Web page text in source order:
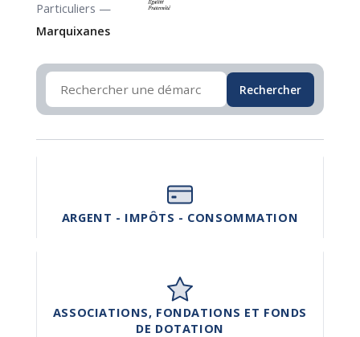
Particuliers —
Marquixanes
Rechercher
ARGENT - IMPÔTS - CONSOMMATION
ASSOCIATIONS, FONDATIONS ET FONDS
DE DOTATION